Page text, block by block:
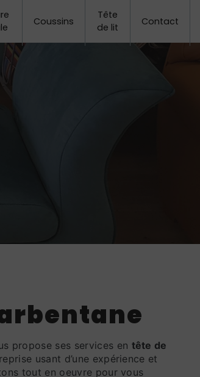
Coussins
Tête
de lit
Contact
propose ses services en tête de
usant d’une expérience et
tout en oeuvre pour vous